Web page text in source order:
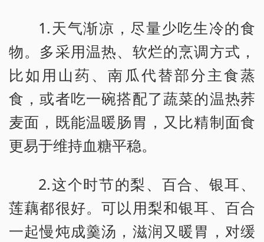
1.天气渐凉，尽量少吃生冷的食
物。多采用温热、软烂的烹调方式，
比如用山药、南瓜代替部分主食蒸
食，或者吃一碗搭配了蔬菜的温热荞
麦面，既能温暖肠胃，又比精制面食
更易于维持血糖平稳。
2.这个时节的梨、百合、银耳、
莲藕都很好。可以用梨和银耳、百合
一起慢炖成羹汤，滋润又暖胃，对缓